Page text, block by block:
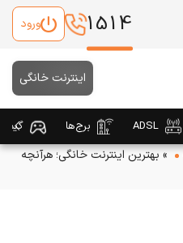
1514 ورود
اینترنت خانگی
ADSL برج‌ها
» بهترین اینترنت خانگی؛ هرآنچه